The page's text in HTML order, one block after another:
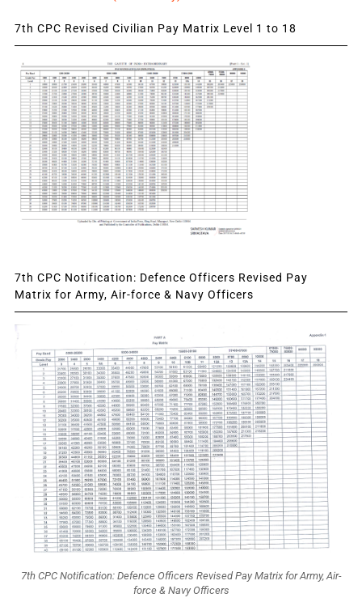
7th CPC Revised Civilian Pay Matrix Level 1 to 18
7th CPC Notification: Defence Officers Revised Pay
Matrix for Army, Air-force & Navy Officers
7th CPC Notification: Defence Officers Revised Pay Matrix for Army, Air-
force & Navy Officers